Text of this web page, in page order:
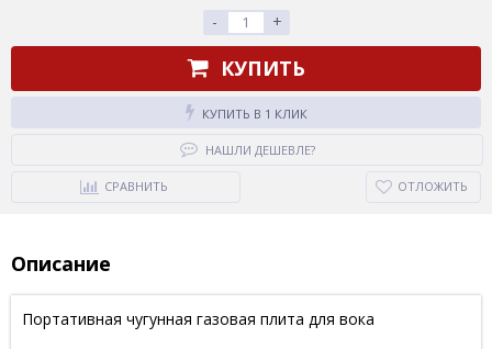
-
+
КУПИТЬ
КУПИТЬ В 1 КЛИК
НАШЛИ ДЕШЕВЛЕ?
СРАВНИТЬ ОТЛОЖИТЬ
Описание
Портативная чугунная газовая плита для вока